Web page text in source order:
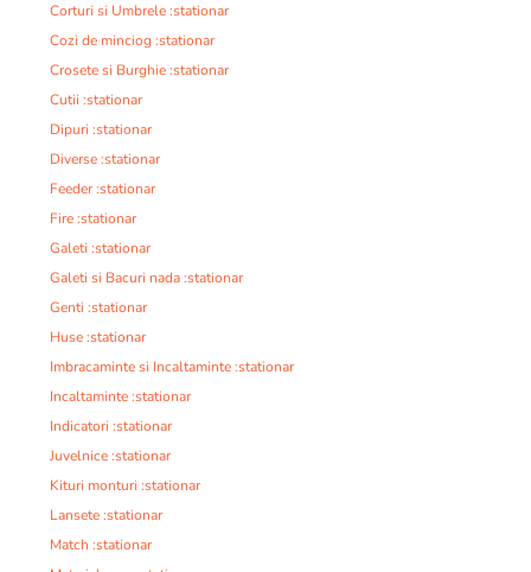
Corturi si Umbrele :stationar
Cozi de minciog :stationar
Crosete si Burghie :stationar
Cutii :stationar
Dipuri :stationar
Diverse :stationar
Feeder :stationar
Fire :stationar
Galeti :stationar
Galeti si Bacuri nada :stationar
Genti :stationar
Huse :stationar
Imbracaminte si Incaltaminte :stationar
Incaltaminte :stationar
Indicatori :stationar
Juvelnice :stationar
Kituri monturi :stationar
Lansete :stationar
Match :stationar